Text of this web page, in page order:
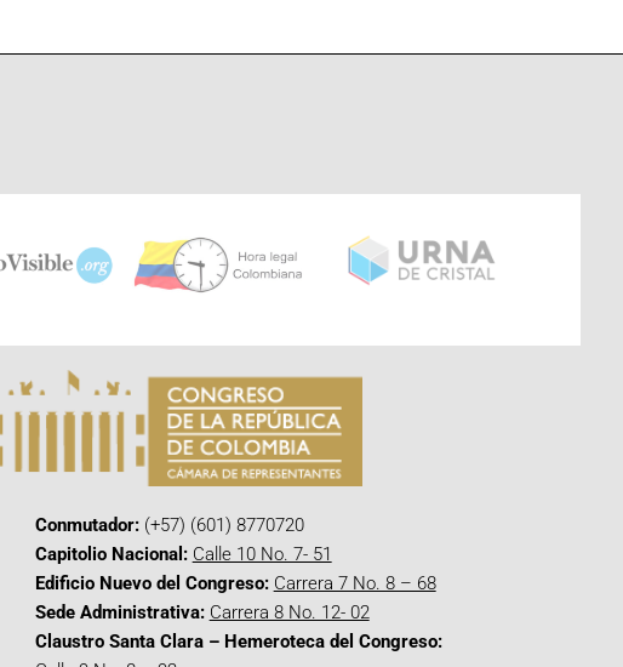
Conmutador:(+57) (601) 8770720
Capitolio Nacional: Calle 10 No. 7- 51
Edificio Nuevo del Congreso: Carrera 7 No. 8 – 68
Sede Administrativa: Carrera 8 No. 12- 02
Claustro Santa Clara – Hemeroteca del Congreso: